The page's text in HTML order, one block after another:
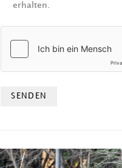
erhalten.